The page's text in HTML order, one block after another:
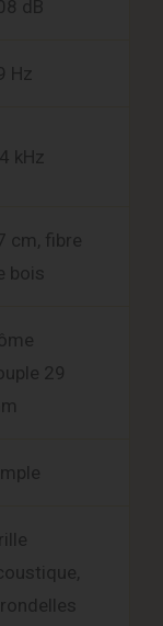
dB
Hz
kHz
cm, fibre
bois
29